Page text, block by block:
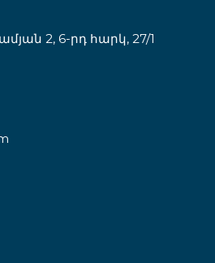
2, 6-րդ հարկ, 27/1